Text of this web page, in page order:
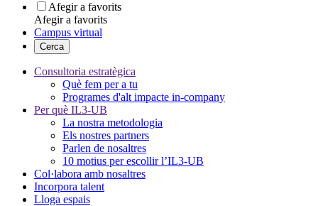
Afegir a favorits
Afegir a favorits
Campus virtual
Cerca
Consultoria estratègica
Què fem per a tu
Programes d'alt impacte in-company
Per què IL3-UB
La nostra metodologia
Els nostres partners
Parlen de nosaltres
10 motius per escollir l’IL3-UB
Col·labora amb nosaltres
Incorpora talent
Lloga espais